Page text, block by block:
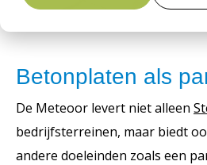
Downloads
Over Divicon®
Medewerkers
Historie
MVO
Veelgestelde vragen
Contact Divicon®
Betonplaten als
De Meteoor levert niet alleen
bedrijfsterreinen, maar biedt
andere doeleinden zoals een